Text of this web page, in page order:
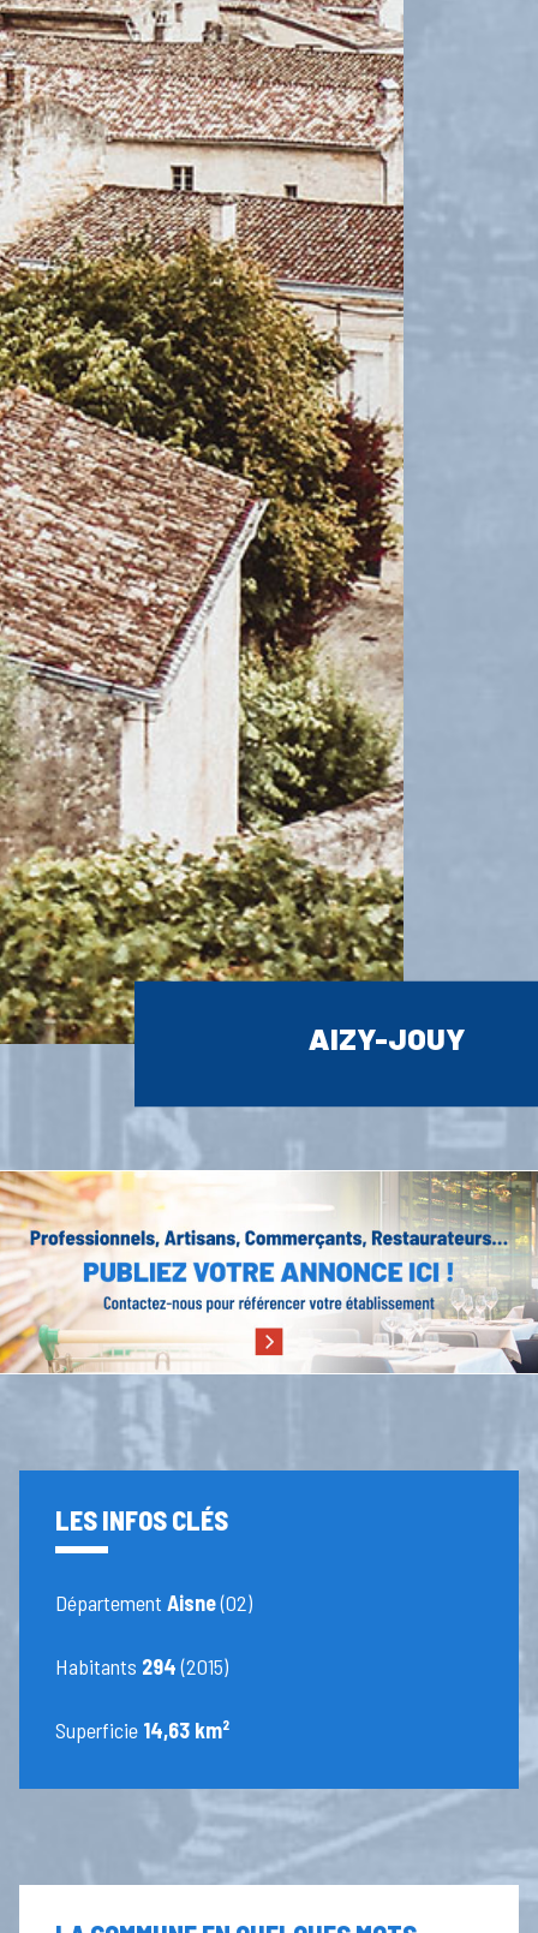
AIZY-JOUY
LES INFOS CLÉS
DépartementAisne(02)
Habitants 294(2015)
Superficie 14,63 km²